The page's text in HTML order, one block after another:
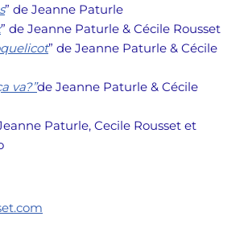
” de Jeanne Paturle
” de Jeanne Paturle & Cécile Rousset
” de Jeanne Paturle & Cécile
va?”de Jeanne Paturle & Cécile
Paturle, Cecile Rousset et